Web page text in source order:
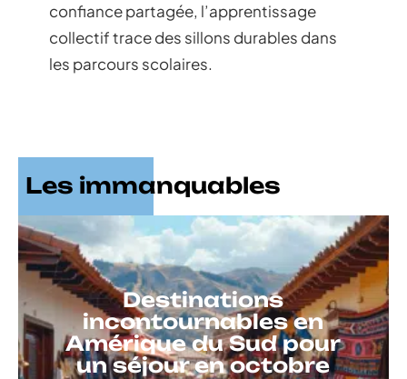
confiance partagée, l’apprentissage
collectif trace des sillons durables dans
les parcours scolaires.
Les immanquables
Destinations
incontournables en
Amérique du Sud pour
un séjour en octobre